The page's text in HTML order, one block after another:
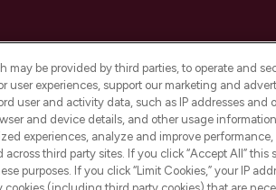
Munich
be provided by third parties, to operate and
user experiences, support our marketing and
user and activity data, such as IP addresses and
and device details, and other usage
experiences, analyze and improve performance,
third party sites. If you click “Accept All” this
purposes. If you click “Limit Cookies,” your IP